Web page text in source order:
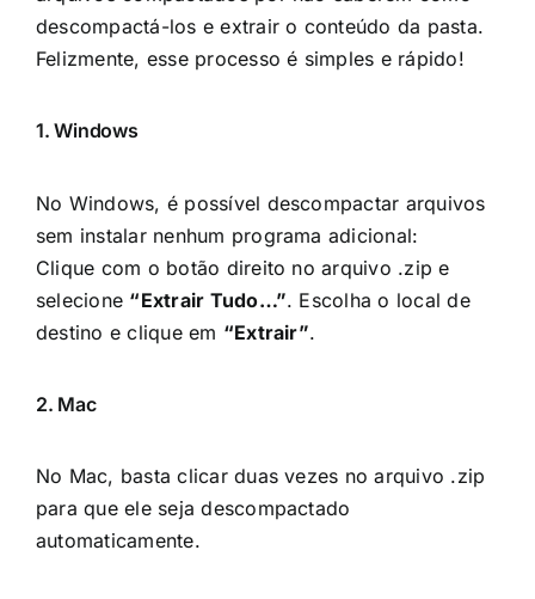
descompactá-los e extrair o conteúdo da pasta.
Felizmente, esse processo é simples e rápido!
1. Windows
No Windows, é possível descompactar arquivos
sem instalar nenhum programa adicional:
Clique com o botão direito no arquivo .zip e
selecione “Extrair Tudo…”. Escolha o local de
destino e clique em “Extrair”.
2. Mac
No Mac, basta clicar duas vezes no arquivo .zip
para que ele seja descompactado
automaticamente.